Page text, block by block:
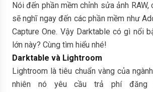
Nói đến phần mềm chỉnh sửa ảnh
sẽ nghĩ ngay đến các phần mềm như
Capture One. Vậy Darktable có gì nổi
lớn này? Cùng tìm hiểu nhé!
Darktable và Lightroom
Lightroom là tiêu chuẩn vàng của
nhiên nó yêu cầu trả phí đăng